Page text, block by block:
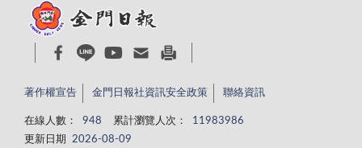
著作權宣告 金門日報社資訊安全政策 聯絡資訊
在線人數： 948 累計瀏覽人次：
11983986
更新日期
2026-08-09